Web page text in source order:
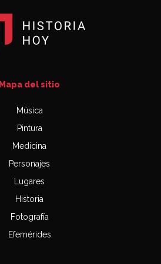
Mapa del sitio
Música
Pintura
Medicina
Personajes
Lugares
Historia
Fotografía
Efemérides